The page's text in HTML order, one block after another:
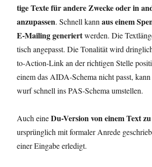
ti­ge Tex­te für ande­re Zwe­cke oder in
anzu­pas­sen. Schnell kannaus einem
E‑Mailing gene­riertwer­den. Die
tisch ange­passt. Die Tona­li­tät wird
to-Action-Link an der rich­ti­gen Stel­le
einem das AIDA-Sche­ma nicht passt,
wurf schnell ins PAS-Sche­ma umstellen.
Auch eineDu-Ver­si­on von einem Text
ursprüng­lich mit for­ma­ler Anre­de
einer Ein­ga­be erledigt.